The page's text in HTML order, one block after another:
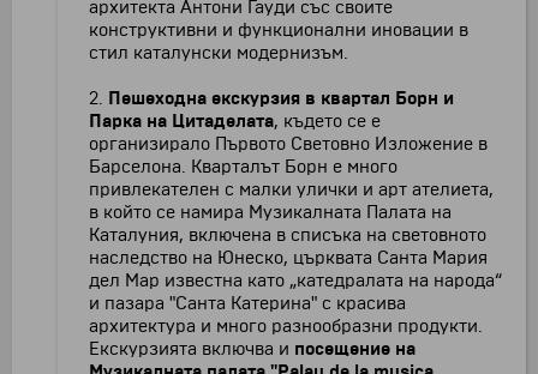
архитекта Антони Гауди със своите
конструктивни и функционални иновации в
стил каталунски модернизъм.
2. Пешеходна екскурзия в квартал Борн и
Парка на Цитаделата, където се е
организирало Първото Световно Изложение в
Барселона. Кварталът Борн е много
привлекателен с малки улички и арт ателиета,
в който се намира Музикалната Палата на
Каталуния, включена в списъка на световното
наследство на Юнеско, църквата Санта Мария
дел Мар известна като „катедралата на народа“
и пазара "Санта Катерина" с красива
архитектура и много разнообразни продукти.
Екскурзията включва и посещение на